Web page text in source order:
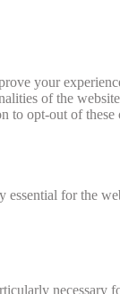
your
of the
to opt-out of
essential for the
necessary